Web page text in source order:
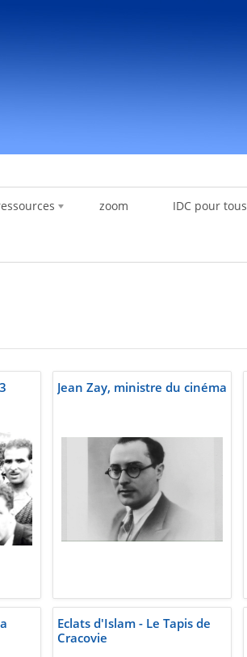
zoom IDC pour tous
Jean Zay, ministre du cinéma
Eclats d'Islam - Le Tapis de
Cracovie